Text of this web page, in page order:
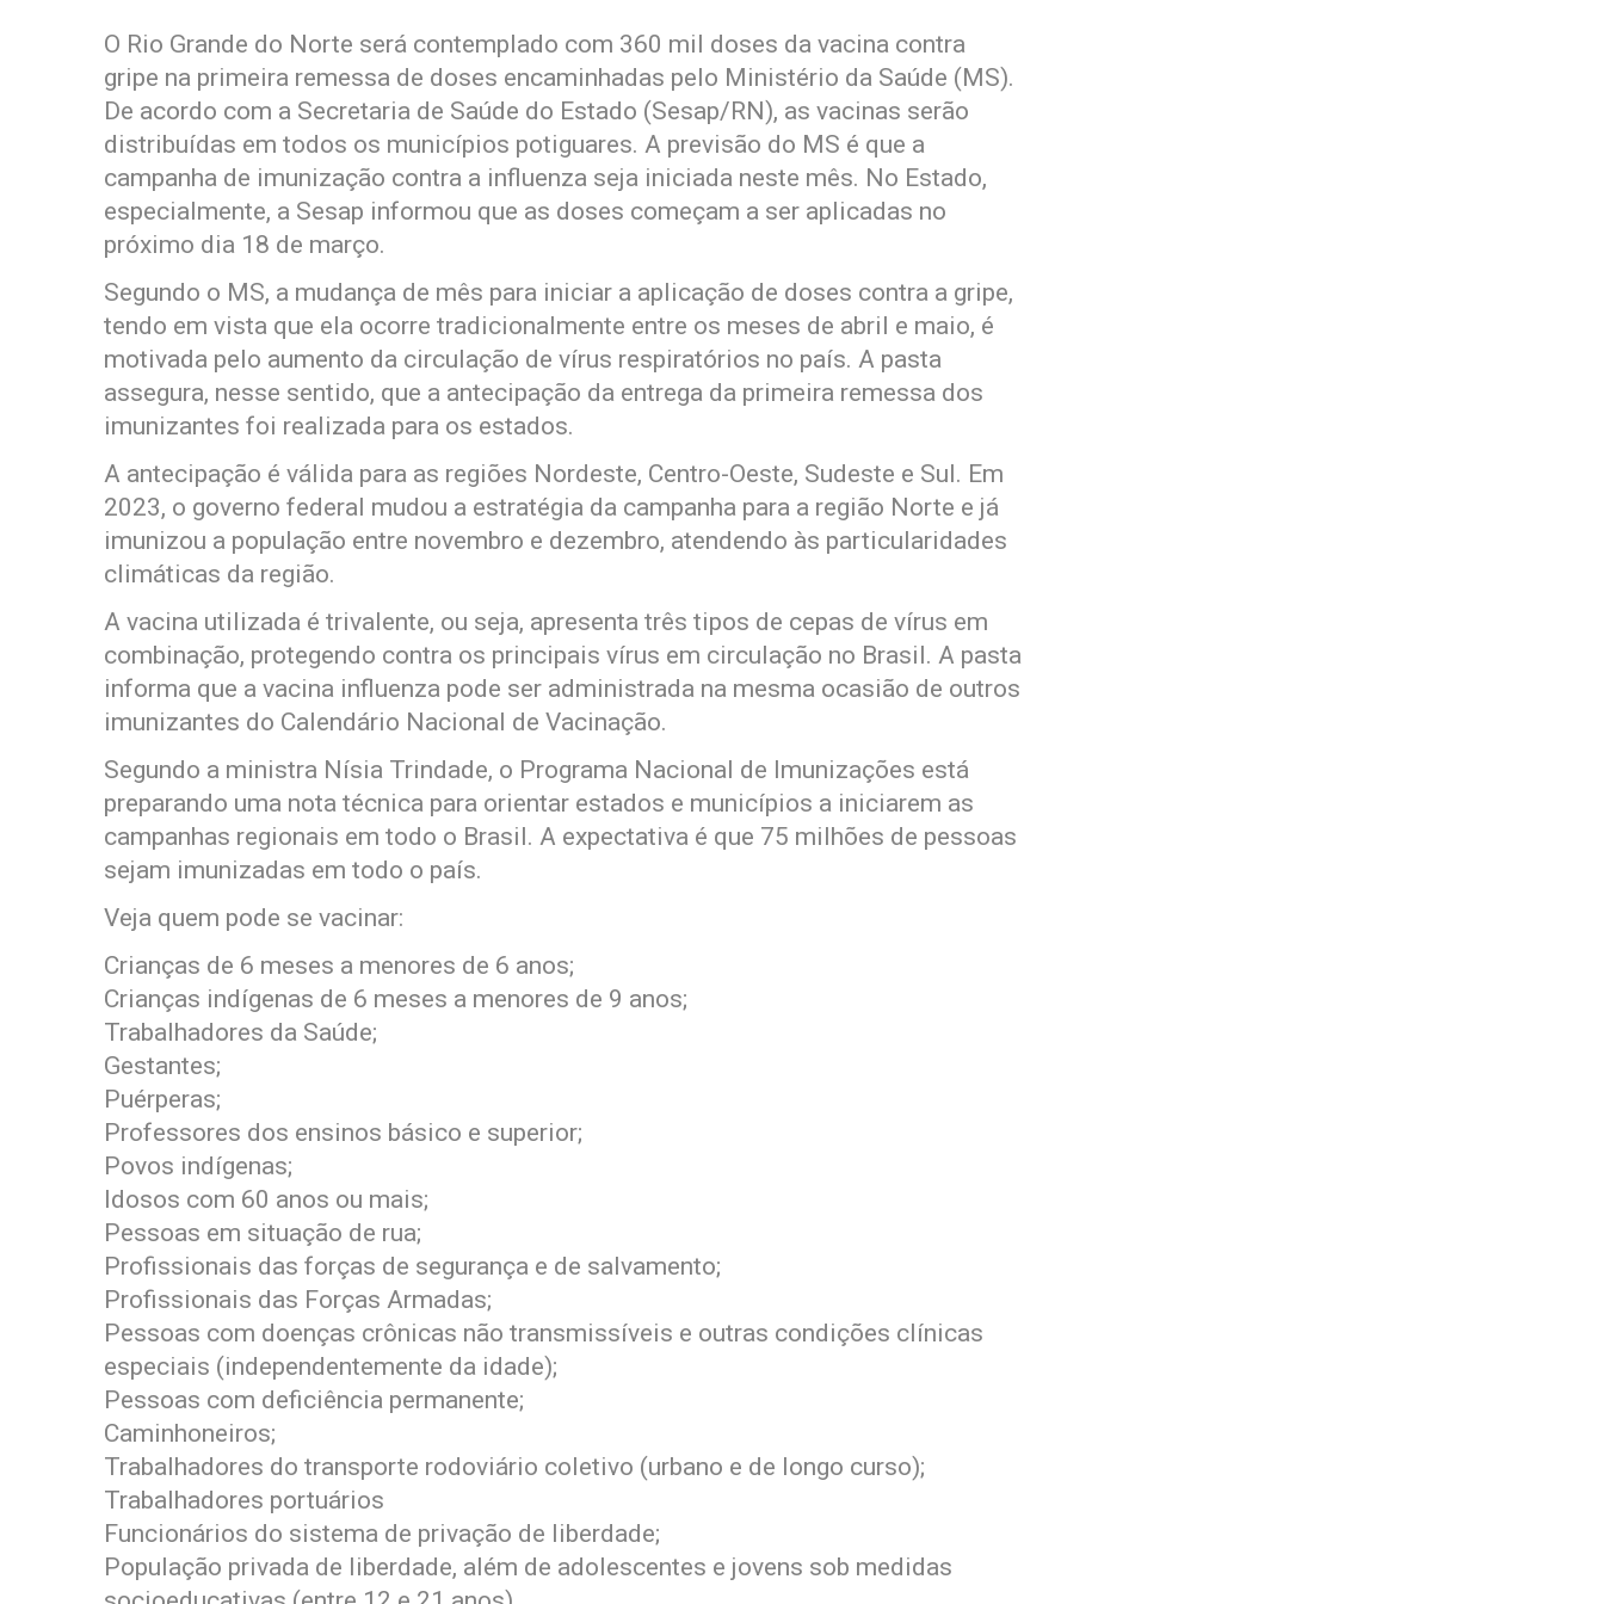
O Rio Grande do Norte será contemplado com 360 mil doses da vacina contra
gripe na primeira remessa de doses encaminhadas pelo Ministério da Saúde (MS).
De acordo com a Secretaria de Saúde do Estado (Sesap/RN), as vacinas serão
distribuídas em todos os municípios potiguares. A previsão do MS é que a
campanha de imunização contra a influenza seja iniciada neste mês. No Estado,
especialmente, a Sesap informou que as doses começam a ser aplicadas no
próximo dia 18 de março.
Segundo o MS, a mudança de mês para iniciar a aplicação de doses contra a gripe,
tendo em vista que ela ocorre tradicionalmente entre os meses de abril e maio, é
motivada pelo aumento da circulação de vírus respiratórios no país. A pasta
assegura, nesse sentido, que a antecipação da entrega da primeira remessa dos
imunizantes foi realizada para os estados.
A antecipação é válida para as regiões Nordeste, Centro-Oeste, Sudeste e Sul. Em
2023, o governo federal mudou a estratégia da campanha para a região Norte e já
imunizou a população entre novembro e dezembro, atendendo às particularidades
climáticas da região.
A vacina utilizada é trivalente, ou seja, apresenta três tipos de cepas de vírus em
combinação, protegendo contra os principais vírus em circulação no Brasil. A pasta
informa que a vacina influenza pode ser administrada na mesma ocasião de outros
imunizantes do Calendário Nacional de Vacinação.
Segundo a ministra Nísia Trindade, o Programa Nacional de Imunizações está
preparando uma nota técnica para orientar estados e municípios a iniciarem as
campanhas regionais em todo o Brasil. A expectativa é que 75 milhões de pessoas
sejam imunizadas em todo o país.
Veja quem pode se vacinar:
Crianças de 6 meses a menores de 6 anos;
Crianças indígenas de 6 meses a menores de 9 anos;
Trabalhadores da Saúde;
Gestantes;
Puérperas;
Professores dos ensinos básico e superior;
Povos indígenas;
Idosos com 60 anos ou mais;
Pessoas em situação de rua;
Profissionais das forças de segurança e de salvamento;
Profissionais das Forças Armadas;
Pessoas com doenças crônicas não transmissíveis e outras condições clínicas
especiais (independentemente da idade);
Pessoas com deficiência permanente;
Caminhoneiros;
Trabalhadores do transporte rodoviário coletivo (urbano e de longo curso);
Trabalhadores portuários
Funcionários do sistema de privação de liberdade;
População privada de liberdade, além de adolescentes e jovens sob medidas